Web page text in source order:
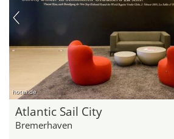
hotel.de
Atlantic Sail City
Bremerhaven